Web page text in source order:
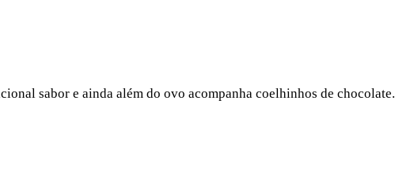
sabor e ainda além do ovo acompanha coelhinhos de chocolate.